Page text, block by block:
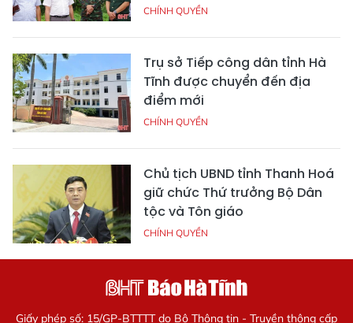
CHÍNH QUYỀN
Trụ sở Tiếp công dân tỉnh Hà
Tĩnh được chuyển đến địa
điểm mới
CHÍNH QUYỀN
Chủ tịch UBND tỉnh Thanh Hoá
giữ chức Thứ trưởng Bộ Dân
tộc và Tôn giáo
CHÍNH QUYỀN
Giấy phép số: 15/GP-BTTTT do Bộ Thông tin - Truyền thông cấp